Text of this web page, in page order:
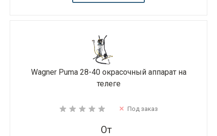
Wagner Puma 28-40 окрасочный аппарат на
телеге
Под заказ
От